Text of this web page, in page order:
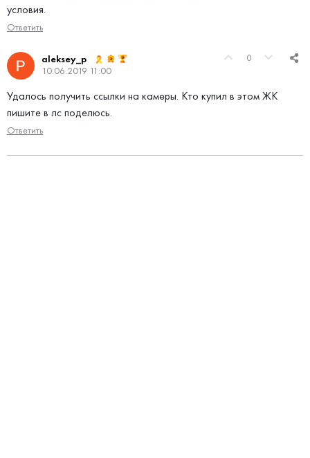
условия.
Ответить
0
aleksey_p
10.06.2019 11:00
Удалось получить ссылки на камеры. Кто купил в этом ЖК
пишите в лс поделюсь.
Ответить